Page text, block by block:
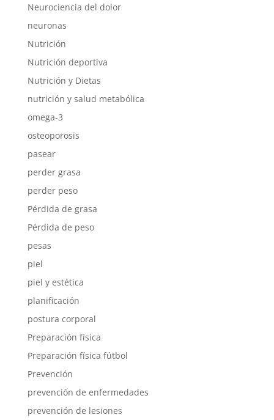
Neurociencia del dolor
neuronas
Nutrición
Nutrición deportiva
Nutrición y Dietas
nutrición y salud metabólica
omega-3
osteoporosis
pasear
perder grasa
perder peso
Pérdida de grasa
Pérdida de peso
pesas
piel
piel y estética
planificación
postura corporal
Preparación física
Preparación física fútbol
Prevención
prevención de enfermedades
prevención de lesiones